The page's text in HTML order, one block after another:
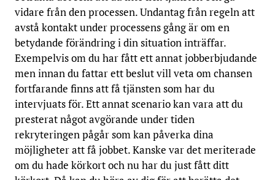
vidare från den processen. Undantag från regeln att
avstå kontakt under processens gång är om en
betydande förändring i din situation inträffar.
Exempelvis om du har fått ett annat jobberbjudande
men innan du fattar ett beslut vill veta om chansen
fortfarande finns att få tjänsten som har du
intervjuats för. Ett annat scenario kan vara att du
presterat något avgörande under tiden
rekryteringen pågår som kan påverka dina
möjligheter att få jobbet. Kanske var det meriterade
om du hade körkort och nu har du just fått ditt